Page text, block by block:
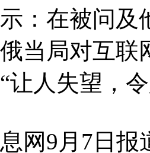
在被问及
当局对互联
让人失望，
9月7日报